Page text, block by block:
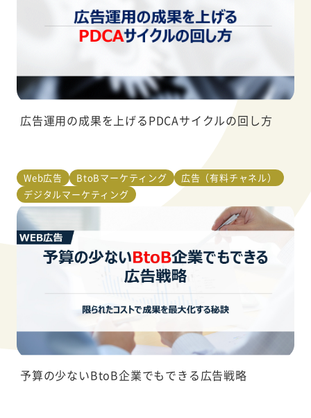
広告運用の成果を上げるPDCAサイクルの回し方
Web広告 BtoBマーケティング
広告（有料チャネル）
デジタルマーケティング
予算の少ないBtoB企業でもできる広告戦略